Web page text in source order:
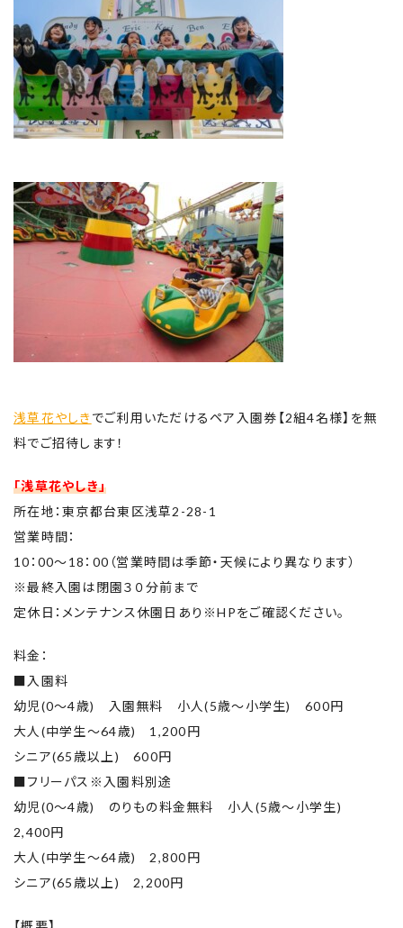
浅草花やしきでご利用いただけるペア入園券【2組4名様】を無
料でご招待します！
「浅草花やしき」
所在地：東京都台東区浅草2-28-1
営業時間：
10：00〜18：00（営業時間は季節・天候により異なります）
※最終入園は閉園３０分前まで
定休日：メンテナンス休園日あり※HPをご確認ください。
料金：
■入園料
幼児(0～4歳) 入園無料 小人(5歳～小学生) 600円
大人(中学生～64歳) 1,200円
シニア(65歳以上) 600円
■フリーパス※入園料別途
幼児(0～4歳) のりもの料金無料 小人(5歳～小学生)
2,400円
大人(中学生～64歳) 2,800円
シニア(65歳以上) 2,200円